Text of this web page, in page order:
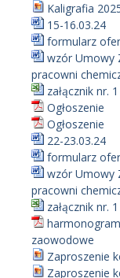
Kaligrafia
15-16.03.24
formularz
wzór Umowy
pracowni
załącznik nr.
Ogłoszenie
Ogłoszenie
22-23.03.24
formularz
wzór Umowy
pracowni
załącznik nr.
zaowodowe
Zaproszenie
Zaproszenie